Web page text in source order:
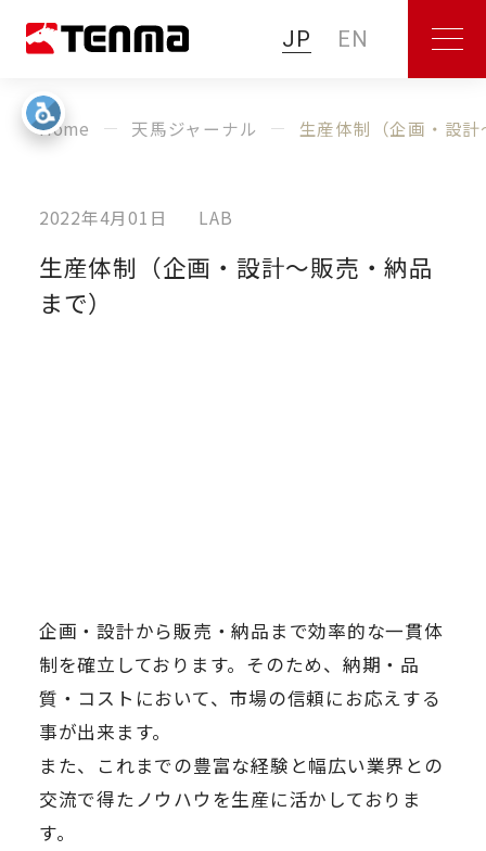
JP EN
Home 天馬ジャーナル 生産体制（企画・設
2022年4月01日 LAB
生産体制（企画・設計～販売・納品
まで）
企画・設計から販売・納品まで効率的な一貫体
制を確立しております。そのため、納期・品
質・コストにおいて、市場の信頼にお応えする
事が出来ます。
また、これまでの豊富な経験と幅広い業界との
交流で得たノウハウを生産に活かしておりま
す。